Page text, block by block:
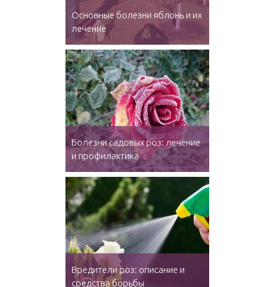
Основные болезни яблонь и их
лечение
Болезни садовых роз: лечение
и профилактика
Вредители роз: описание и
средства борьбы